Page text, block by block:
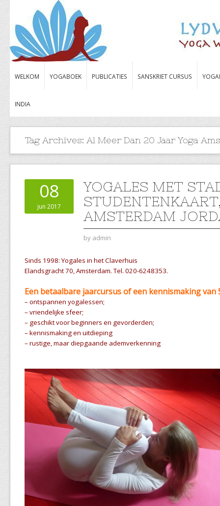
WELKOM YOGABOEK PUBLICATIES SANSKRIET CURSUS
INDIA
Tag Archives: Al Meer Dan 20 Jaar Yoga
08
jun 2017
YOGALES MET
AMSTERDAM
by admin
Sinds 1998: Yogales in het Claverhuis
Elandsgracht 70, Amsterdam. Tel. 020-6248353.
Een betaalbare jaarcursus of een kennismaking van
– ontspannen yogalessen;
– vriendelijke sfeer;
– geschikt voor beginners en gevorderden;
– kennismaking en uitdieping
– rustige, maar diepgaande ademverkenning